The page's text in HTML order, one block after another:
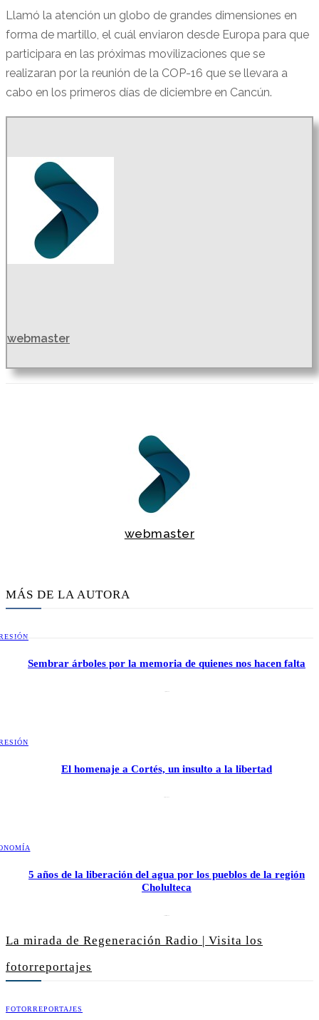
Llamó la atención un globo de grandes dimensiones en
forma de martillo, el cuál enviaron desde Europa para que
participara en las próximas movilizaciones que se
realizaran por la reunión de la COP-16 que se llevara a
cabo en los primeros días de diciembre en Cancún.
webmaster
webmaster
MÁS DE LA AUTORA
Sembrar árboles por la memoria de quienes nos hacen falta
El homenaje a Cortés, un insulto a la libertad
5 años de la liberación del agua por los pueblos de la región
Cholulteca
La mirada de Regeneración Radio | Visita los
fotorreportajes
FOTORREPORTAJES